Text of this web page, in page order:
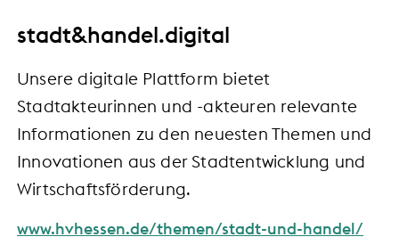
stadt&handel.digital
Unsere digitale Plattform bietet
Stadtakteurinnen und -akteuren relevante
Informationen zu den neuesten Themen und
Innovationen aus der Stadtentwicklung und
Wirtschaftsförderung.
www.hvhessen.de/themen/stadt-und-handel/